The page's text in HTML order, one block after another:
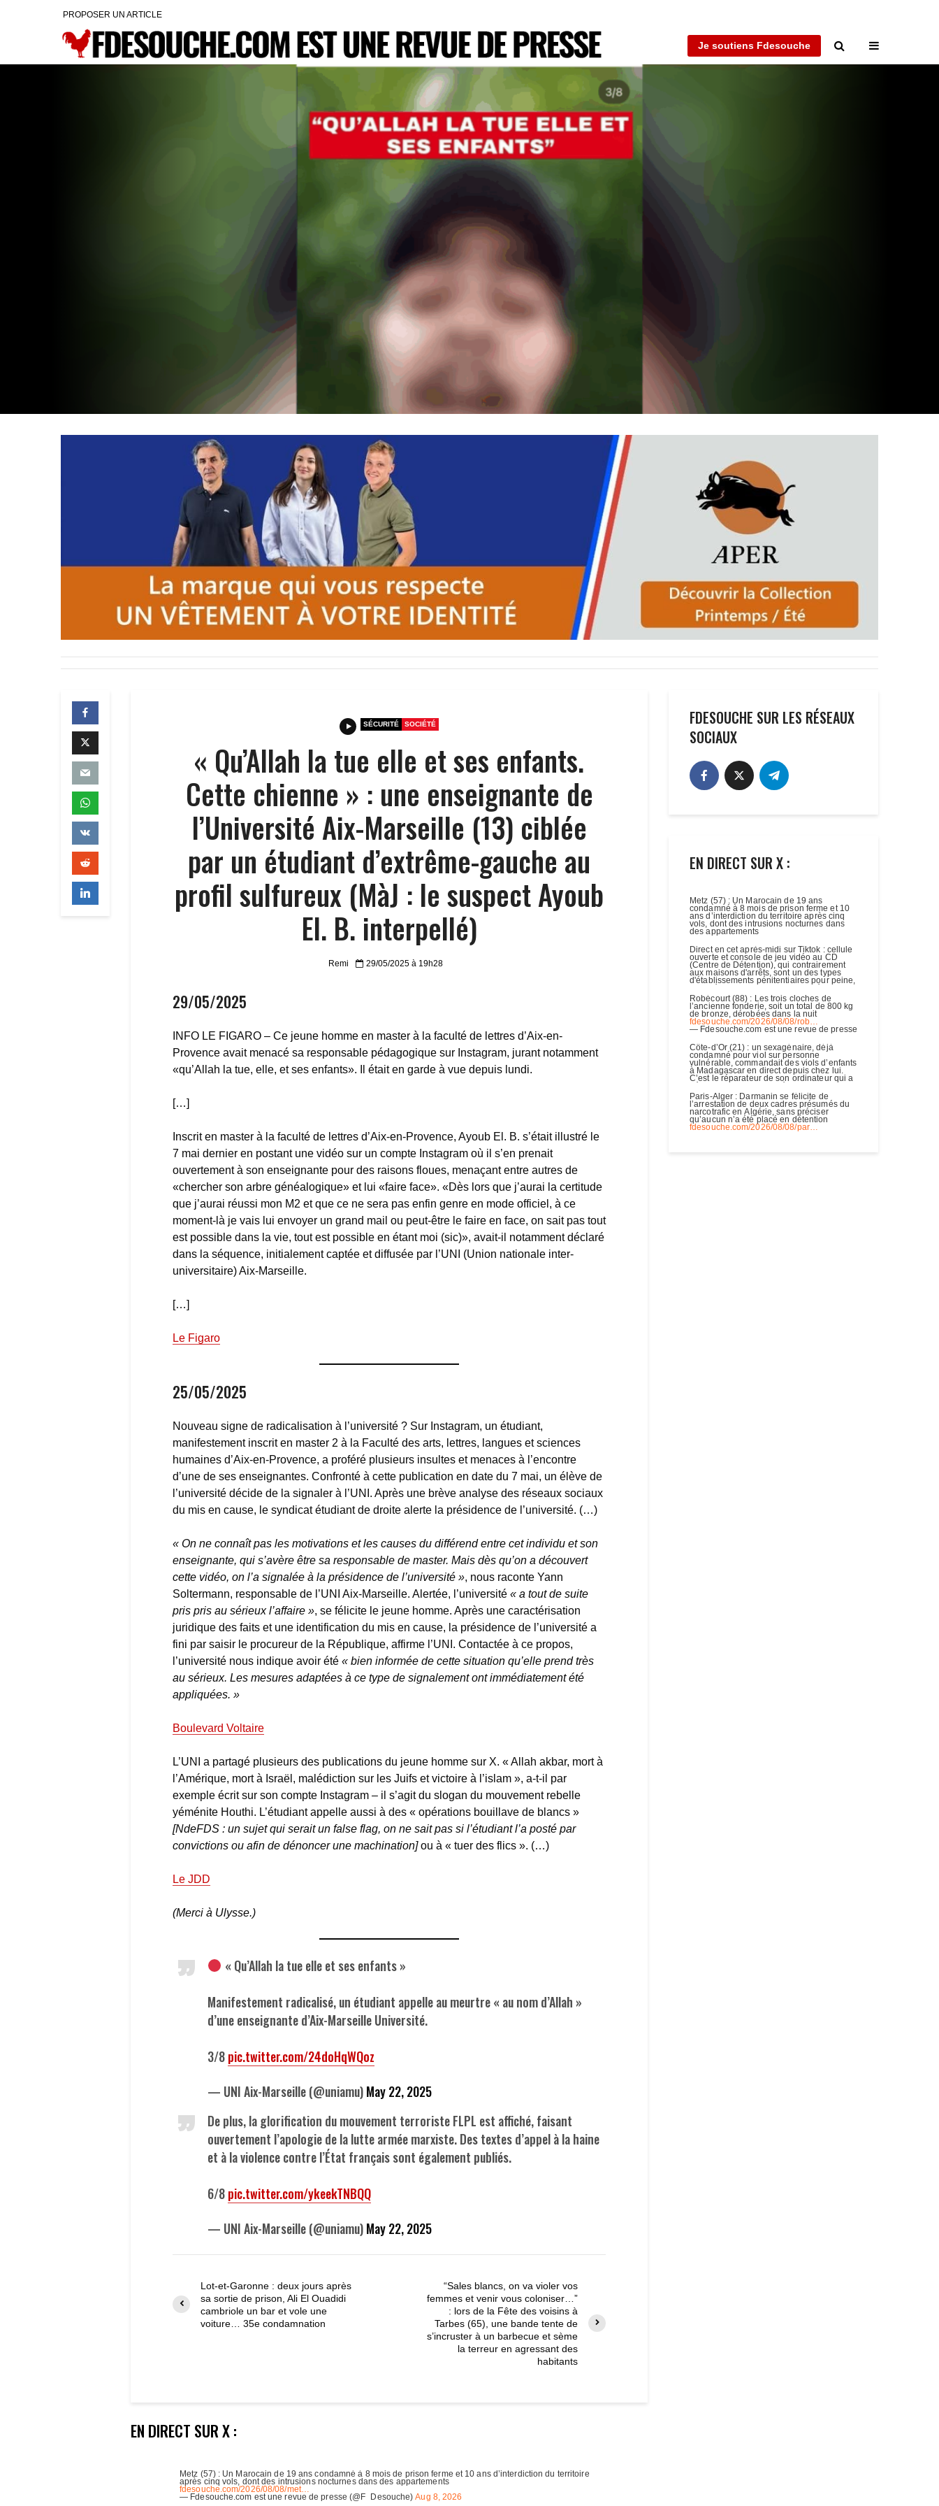
PROPOSER UN ARTICLE
Je soutiens Fdesouche
SÉCURITÉ SOCIÉTÉ
« Qu’Allah la tue elle et ses enfants.
Cette chienne » : une enseignante de
l’Université Aix-Marseille (13) ciblée
par un étudiant d’extrême-gauche au
profil sulfureux (MàJ : le suspect Ayoub
El. B. interpellé)
Remi 29/05/2025 à 19h28
29/05/2025
INFO LE FIGARO – Ce jeune homme en master à la faculté de lettres d’Aix-en-
Provence avait menacé sa responsable pédagogique sur Instagram, jurant notamment
«qu’Allah la tue, elle, et ses enfants». Il était en garde à vue depuis lundi.
[…]
Inscrit en master à la faculté de lettres d’Aix-en-Provence, Ayoub El. B. s’était illustré le
7 mai dernier en postant une vidéo sur un compte Instagram où il s’en prenait
ouvertement à son enseignante pour des raisons floues, menaçant entre autres de
«chercher son arbre généalogique» et lui «faire face». «Dès lors que j’aurai la certitude
que j’aurai réussi mon M2 et que ce ne sera pas enfin genre en mode officiel, à ce
moment-là je vais lui envoyer un grand mail ou peut-être le faire en face, on sait pas tout
est possible dans la vie, tout est possible en étant moi (sic)», avait-il notamment déclaré
dans la séquence, initialement captée et diffusée par l’UNI (Union nationale inter-
universitaire) Aix-Marseille.
[…]
Le Figaro
25/05/2025
Nouveau signe de radicalisation à l’université ? Sur Instagram, un étudiant,
manifestement inscrit en master 2 à la Faculté des arts, lettres, langues et sciences
humaines d’Aix-en-Provence, a proféré plusieurs insultes et menaces à l’encontre
d’une de ses enseignantes. Confronté à cette publication en date du 7 mai, un élève de
l’université décide de la signaler à l’UNI. Après une brève analyse des réseaux sociaux
du mis en cause, le syndicat étudiant de droite alerte la présidence de l’université. (…)
« On ne connaît pas les motivations et les causes du différend entre cet individu et son
enseignante, qui s’avère être sa responsable de master. Mais dès qu’on a découvert
cette vidéo, on l’a signalée à la présidence de l’université », nous raconte Yann
Soltermann, responsable de l’UNI Aix-Marseille. Alertée, l’université « a tout de suite
pris pris au sérieux l’affaire », se félicite le jeune homme. Après une caractérisation
juridique des faits et une identification du mis en cause, la présidence de l’université a
fini par saisir le procureur de la République, affirme l’UNI. Contactée à ce propos,
l’université nous indique avoir été « bien informée de cette situation qu’elle prend très
au sérieux. Les mesures adaptées à ce type de signalement ont immédiatement été
appliquées. »
Boulevard Voltaire
L’UNI a partagé plusieurs des publications du jeune homme sur X. « Allah akbar, mort à
l’Amérique, mort à Israël, malédiction sur les Juifs et victoire à l’islam », a-t-il par
exemple écrit sur son compte Instagram – il s’agit du slogan du mouvement rebelle
yéménite Houthi. L’étudiant appelle aussi à des « opérations bouillave de blancs »
[NdeFDS : un sujet qui serait un false flag, on ne sait pas si l’étudiant l’a posté par
convictions ou afin de dénoncer une machination]ou à « tuer des flics ». (…)
Le JDD
(Merci à Ulysse.)
« Qu’Allah la tue elle et ses enfants »
Manifestement radicalisé, un étudiant appelle au meurtre « au nom d’Allah »
d’une enseignante d’Aix-Marseille Université.
3/8pic.twitter.com/24doHqWQoz
— UNI Aix-Marseille (@uniamu)May 22, 2025
De plus, la glorification du mouvement terroriste FLPL est affiché, faisant
ouvertement l’apologie de la lutte armée marxiste. Des textes d’appel à la haine
et à la violence contre l’État français sont également publiés.
6/8pic.twitter.com/ykeekTNBQQ
— UNI Aix-Marseille (@uniamu)May 22, 2025
Lot-et-Garonne : deux jours après
sa sortie de prison, Ali El Ouadidi
cambriole un bar et vole une
voiture… 35e condamnation
“Sales blancs, on va violer vos
femmes et venir vous coloniser…”
: lors de la Fête des voisins à
Tarbes (65), une bande tente de
s’incruster à un barbecue et sème
la terreur en agressant des
habitants
EN DIRECT SUR X :
FDESOUCHE SUR LES RÉSEAUX
SOCIAUX
EN DIRECT SUR X :